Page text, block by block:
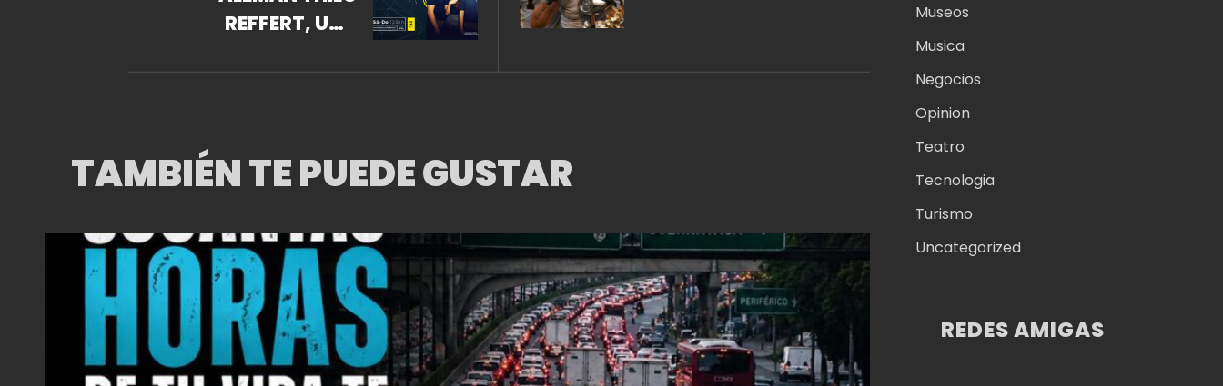
REFFERT, UNA
LA INCLUSIÓN Y
TAMBIÉN TE PUEDE GUSTAR
Museos
Musica
Negocios
Opinion
Teatro
Tecnologia
Turismo
Uncategorized
REDES AMIGAS